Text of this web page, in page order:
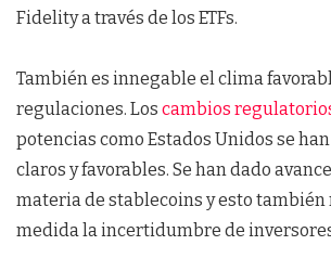
Fidelity a través de los ETFs.
También es innegable el clima
regulaciones. Los cambios
potencias como Estados Unidos se
claros y favorables. Se han dado
materia de stablecoins y esto también
medida la incertidumbre de